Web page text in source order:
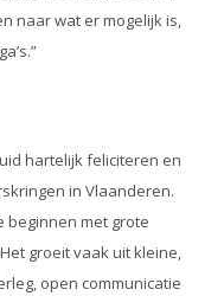
naar wat er mogelijk is,
hartelijk feliciteren en
in Vlaanderen.
beginnen met grote
groeit vaak uit kleine,
open communicatie